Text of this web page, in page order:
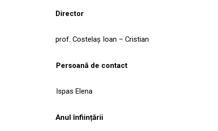
Director
prof. Costelaş Ioan – Cristian
Persoană de contact
Ispas Elena
Anul înființării